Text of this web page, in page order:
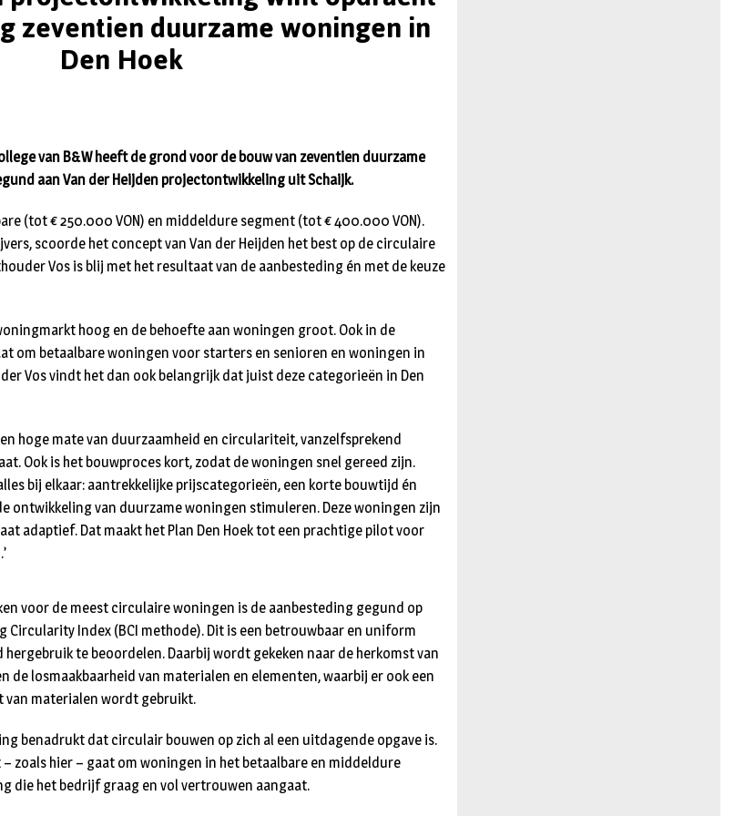
zeventien duurzame woningen in
Den Hoek
van B&W heeft de grond voor de bouw van zeventien duurzame
aan Van der Heijden projectontwikkeling uit Schaijk.
(tot € 250.000 VON) en middeldure segment (tot € 400.000 VON).
scoorde het concept van Van der Heijden het best op de circulaire
Vos is blij met het resultaat van de aanbesteding én met de keuze
hoog en de behoefte aan woningen groot. Ook in de
om betaalbare woningen voor starters en senioren en woningen in
Vos vindt het dan ook belangrijk dat juist deze categorieën in Den
hoge mate van duurzaamheid en circulariteit, vanzelfsprekend
Ook is het bouwproces kort, zodat de woningen snel gereed zijn.
bij elkaar: aantrekkelijke prijscategorieën, een korte bouwtijd én
ontwikkeling van duurzame woningen stimuleren. Deze woningen zijn
adaptief. Dat maakt het Plan Den Hoek tot een prachtige pilot voor
voor de meest circulaire woningen is de aanbesteding gegund op
Circularity Index (BCI methode). Dit is een betrouwbaar en uniform
te beoordelen. Daarbij wordt gekeken naar de herkomst van
de losmaakbaarheid van materialen en elementen, waarbij er ook een
materialen wordt gebruikt.
benadrukt dat circulair bouwen op zich al een uitdagende opgave is.
zoals hier – gaat om woningen in het betaalbare en middeldure
die het bedrijf graag en vol vertrouwen aangaat.